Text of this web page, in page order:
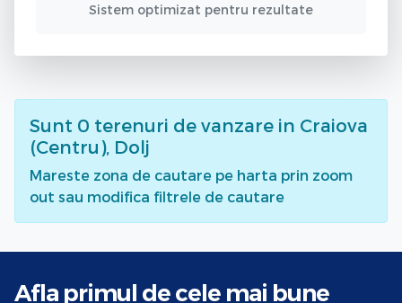
Sistem optimizat pentru rezultate
Sunt 0 terenuri de vanzare in Craiova
(Centru), Dolj
Mareste zona de cautare pe harta prin zoom
out sau modifica filtrele de cautare
Afla primul de cele mai bune